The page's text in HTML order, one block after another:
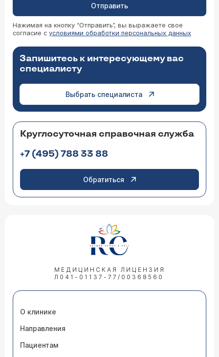
Отправить
Нажимая на кнопку “Отправить”, вы выражаете свое
согласие с условиями обработки персональных данных
Запишитесь к интересующему вас
специалисту
Выбрать специалиста
Круглосуточная справочная служба
+7 (495) 788 33 88
Обратиться
МЕДИЦИНСКАЯ ЛИЦЕНЗИЯ
Л041-01137-77/00368560
О клинике
Направления
Пациентам